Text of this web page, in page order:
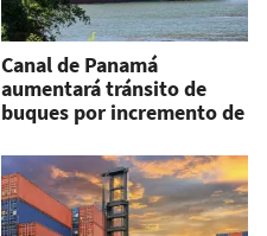
Canal de Panamá
aumentará tránsito de
buques por incremento de